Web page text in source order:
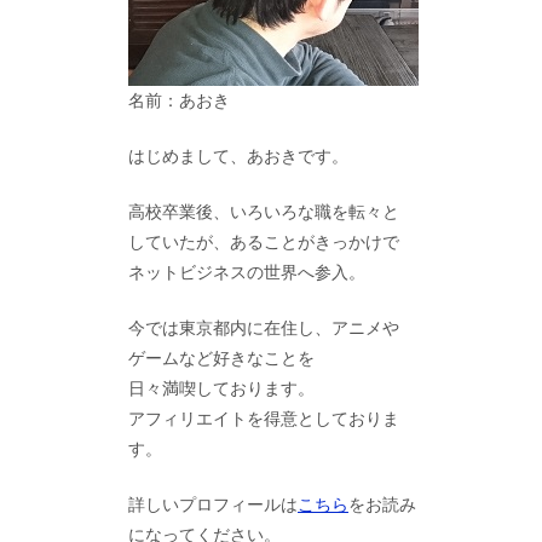
名前：あおき
はじめまして、あおきです。
高校卒業後、いろいろな職を転々と
していたが、あることがきっかけで
ネットビジネスの世界へ参入。
今では東京都内に在住し、アニメや
ゲームなど好きなことを
日々満喫しております。
アフィリエイトを得意としておりま
す。
詳しいプロフィールはこちらをお読み
になってください。